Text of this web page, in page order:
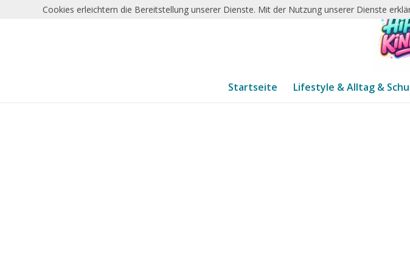
Startseite Lifestyle & Alltag &
Cookies erleichtern die Bereitstellung unserer Dienste. Mit der Nutzung unserer Dienste